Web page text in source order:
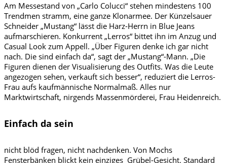
Am Messestand von „Carlo Colucci“ stehen mindestens 100
Trendmen stramm, eine ganze Klonarmee. Der Künzelsauer
Schneider „Mustang“ lässt die Harz-Herrn in Blue Jeans
aufmarschieren. Konkurrent „Lerros“ bittet ihn im Anzug und
Casual Look zum Appell. „Über Figuren denke ich gar nicht
nach. Die sind einfach da“, sagt der „Mustang“-Mann. „Die
Figuren dienen der Visualisierung des Outfits. Was die Leute
angezogen sehen, verkauft sich besser“, reduziert die Lerros-
Frau aufs kaufmännische Normalmaß. Alles nur
Marktwirtschaft, nirgends Massenmörderei, Frau Heidenreich.
Einfach da sein
nicht blöd fragen, nicht nachdenken. Von Mochs
Fensterbänken blickt kein einziges Grübel-Gesicht. Standard